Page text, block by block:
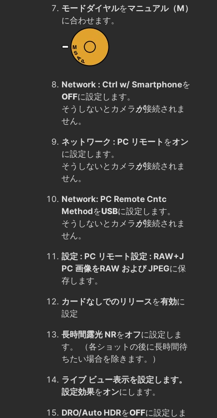
モードダイヤルをマニュアル（M）
に合わせます。
Network : Ctrl w/ Smartphoneを
OFFに設定します。
そうしないとカメラ が接続されま
せん。
ネットワーク : PC リモート をオン
に設定します。
そうしないとカメラ が接続されま
せん。
Network: PC Remote Cntc
MethodをUSBに設定します。
そうしないとカメラ が接続されま
せん。
設定 : PC リモート設定 : RAW+J
PC 画像をRAW および JPEGに保
存します。
カードなしでのリリース を有効に
設定
長時間露光 NRをオフに設定しま
す。 （各ショットの後に長時間待
ちたい場合を除きます。）
ライブ ビュー表示を設定します。
設定効果をオンにします。
DRO/Auto HDRをOFFに設定しま